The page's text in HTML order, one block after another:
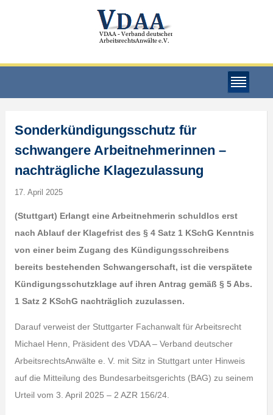
Sonderkündigungsschutz für
schwangere Arbeitnehmerinnen –
nachträgliche Klagezulassung
17. April 2025
(Stuttgart) Erlangt eine Arbeitnehmerin schuldlos erst
nach Ablauf der Klagefrist des § 4 Satz 1 KSchG Kenntnis
von einer beim Zugang des Kündigungsschreibens
bereits bestehenden Schwangerschaft, ist die verspätete
Kündigungsschutzklage auf ihren Antrag gemäß § 5 Abs.
1 Satz 2 KSchG nachträglich zuzulassen.
Darauf verweist der Stuttgarter Fachanwalt für Arbeitsrecht
Michael Henn, Präsident des VDAA – Verband deutscher
ArbeitsrechtsAnwälte e. V. mit Sitz in Stuttgart unter Hinweis
auf die Mitteilung des Bundesarbeitsgerichts (BAG) zu seinem
Urteil vom 3. April 2025 – 2 AZR 156/24.